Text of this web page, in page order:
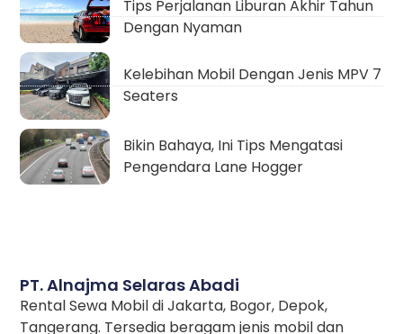
PT. Alnajma Selaras Abadi
Rental Sewa Mobil di Jakarta, Bogor, Depok,
Tangerang. Tersedia beragam jenis mobil dan
Tips Perjalanan Liburan Akhir Tahun
Dengan Nyaman
Kelebihan Mobil Dengan Jenis MPV 7
Seaters
Bikin Bahaya, Ini Tips Mengatasi
Pengendara Lane Hogger